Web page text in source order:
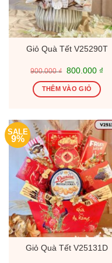
Giỏ Quà Tết V25290T
900.000₫
Giá
là:
900.000 ₫.
800.000 ₫Giá
THÊM VÀO GIỎ
SALE
9%
Giỏ Quà Tết V25131D